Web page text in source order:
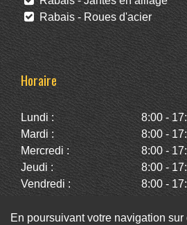
Rabais - Roues d'acier
Horaire
Lundi :
8:00 -
Mardi :
8:00 -
Mercredi :
8:00 -
Jeudi :
8:00 -
Vendredi :
8:00 -
Dimanche :
Fermé
En poursuivant votre navigation sur